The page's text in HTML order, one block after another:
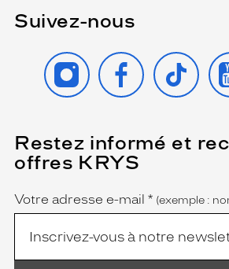
Suivez-nous
INSTAGRAMFACEBOOK
TIKTOK
Restez informé et
offres KRYS
Name
Votre adresse e-mail *
(Ce
champ
est
obligatoire)
(exemple :